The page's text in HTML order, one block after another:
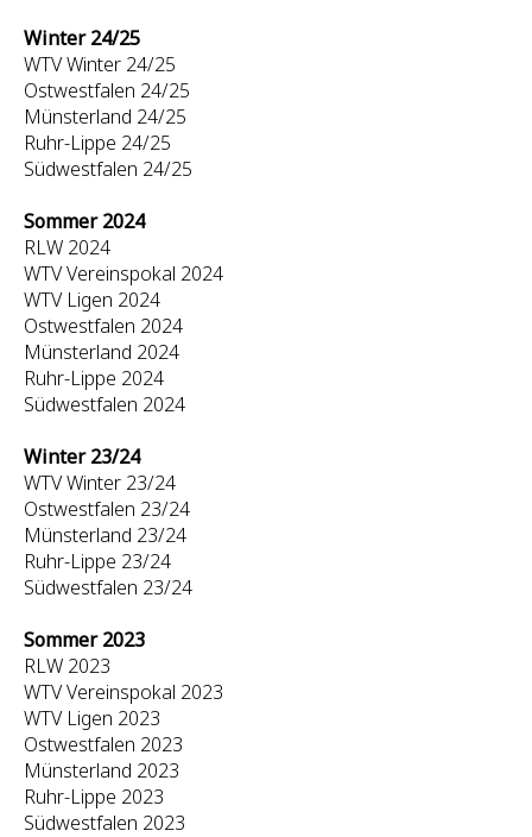
Winter 24/25
WTV Winter 24/25
Ostwestfalen 24/25
Münsterland 24/25
Ruhr-Lippe 24/25
Südwestfalen 24/25
Sommer 2024
RLW 2024
WTV Vereinspokal 2024
WTV Ligen 2024
Ostwestfalen 2024
Münsterland 2024
Ruhr-Lippe 2024
Südwestfalen 2024
Winter 23/24
WTV Winter 23/24
Ostwestfalen 23/24
Münsterland 23/24
Ruhr-Lippe 23/24
Südwestfalen 23/24
Sommer 2023
RLW 2023
WTV Vereinspokal 2023
WTV Ligen 2023
Ostwestfalen 2023
Münsterland 2023
Ruhr-Lippe 2023
Südwestfalen 2023